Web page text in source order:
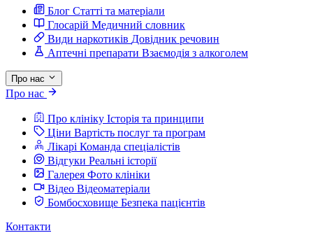
Блог Статті та матеріали
Глосарій Медичний словник
Види наркотиків Довідник речовин
Аптечні препарати Взаємодія з алкоголем
Про нас
Про нас
Про клініку Історія та принципи
Ціни Вартість послуг та програм
Лікарі Команда спеціалістів
Відгуки Реальні історії
Галерея Фото клініки
Відео Відеоматеріали
Бомбосховище Безпека пацієнтів
Контакти